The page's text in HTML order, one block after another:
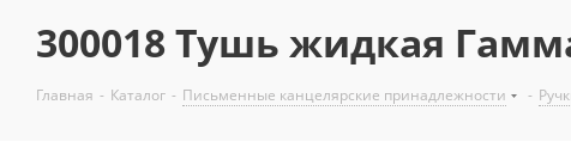
300018 Тушь жидкая
Главная - Каталог - Письменные канцелярские принадлежности -